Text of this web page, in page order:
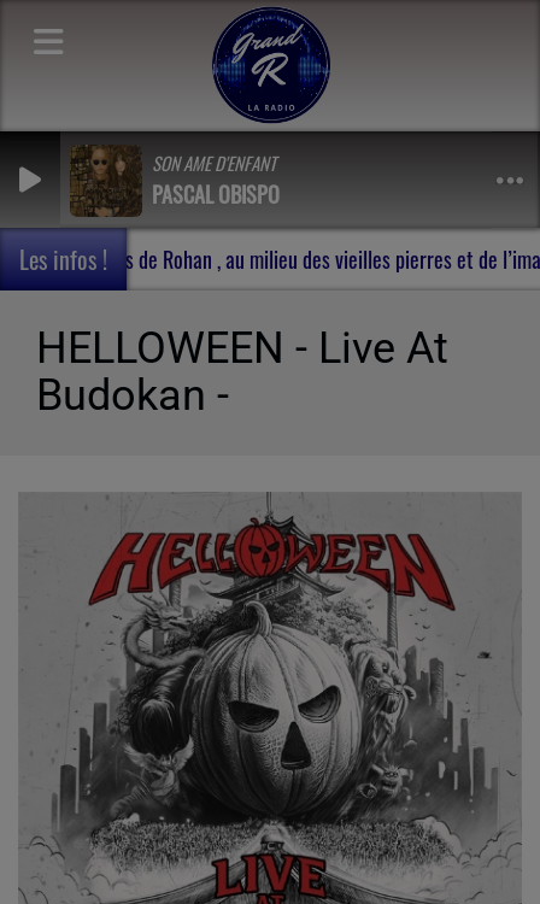
SON AME D'ENFANT
PASCAL OBISPO
Les infos !
de voyage en Terres de Rohan , au milieu des vieilles
HELLOWEEN - Live At
Budokan -